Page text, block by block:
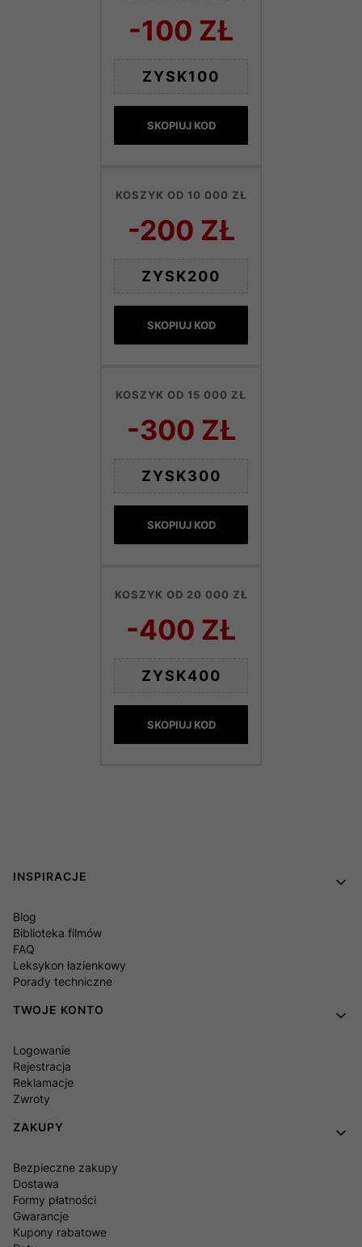
-100 ZŁ
ZYSK100
SKOPIUJ KOD
KOSZYK OD 10 000 ZŁ
-200 ZŁ
ZYSK200
SKOPIUJ KOD
KOSZYK OD 15 000 ZŁ
-300 ZŁ
ZYSK300
SKOPIUJ KOD
KOSZYK OD 20 000 ZŁ
-400 ZŁ
ZYSK400
SKOPIUJ KOD
Linki w stopce
INSPIRACJE
Blog
Biblioteka filmów
FAQ
Leksykon łazienkowy
Porady techniczne
TWOJE KONTO
Logowanie
Rejestracja
Reklamacje
Zwroty
ZAKUPY
Bezpieczne zakupy
Dostawa
Formy płatności
Gwarancje
Kupony rabatowe